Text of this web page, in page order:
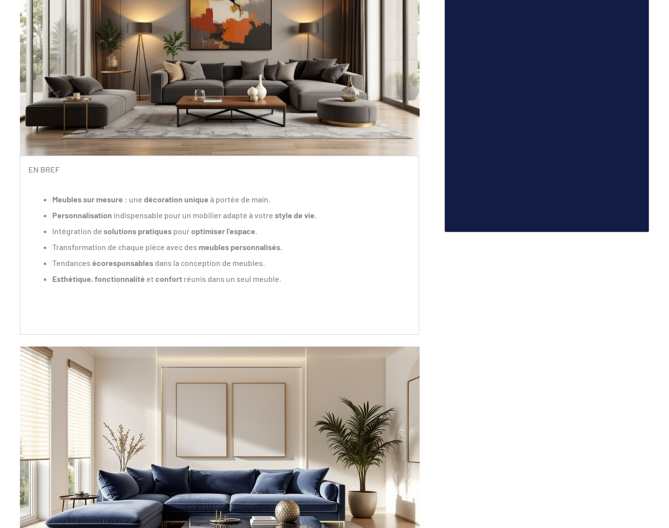
EN BREF
Meubles sur mesure : une décoration unique à portée de main.
Personnalisation indispensable pour un mobilier adapté à votre style de vie
Intégration de solutions pratiques pouroptimiser l’espace
Transformation de chaque pièce avec des meubles personnalisés
Tendances écoresponsables dans la conception de meubles.
Esthétique, fonctionnalité et confort réunis dans un seul meuble.